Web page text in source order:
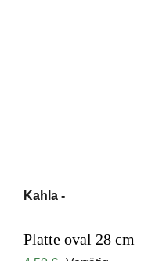
Kahla -
Platte oval 28 cm